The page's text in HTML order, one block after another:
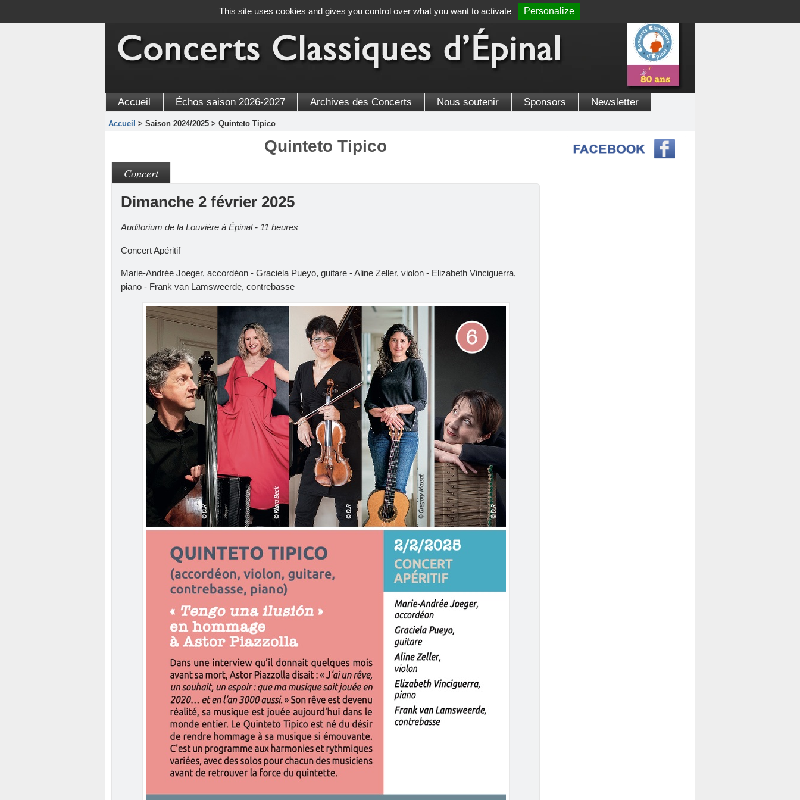
Accueil Échos saison 2026-2027 Archives des Concerts Nous soutenir Sponsors Newsletter
Accueil > Saison 2024/2025 > Quinteto Tipico
Quinteto Tipico
Concert
Dimanche 2 février 2025
Auditorium de la Louvière à Épinal - 11 heures
Concert Apéritif
Marie-Andrée Joeger, accordéon - Graciela Pueyo, guitare - Aline Zeller, violon - Elizabeth Vinciguerra,
piano - Frank van Lamsweerde, contrebasse
This site uses cookies and gives you control over what you want to activate Personalize